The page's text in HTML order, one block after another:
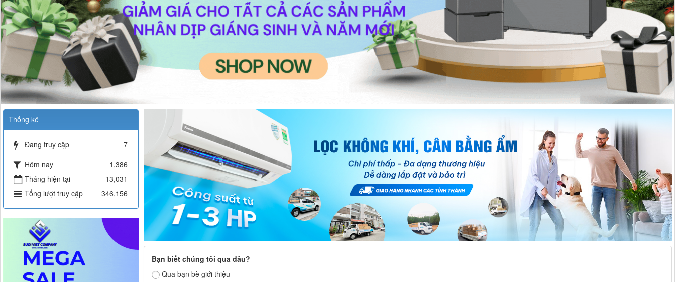
Bạn biết chúng tôi qua đâu?
Qua bạn bè giới thiệu
Thống kê
Đang truy cập
7
Hôm nay
1,386
Tháng hiện tại
13,031
Tổng lượt truy cập
346,156